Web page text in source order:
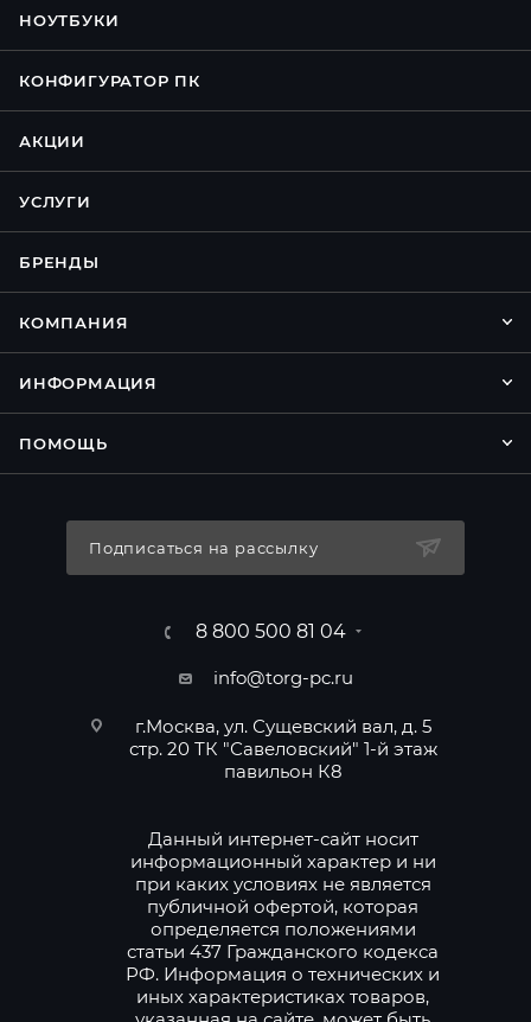
НОУТБУКИ
КОНФИГУРАТОР ПК
АКЦИИ
УСЛУГИ
БРЕНДЫ
КОМПАНИЯ
ИНФОРМАЦИЯ
ПОМОЩЬ
Подписаться на рассылку
8 800 500 81 04
info@torg-pc.ru
г.Москва, ул. Сущевский вал, д. 5
стр. 20 ТК "Савеловский" 1-й этаж
павильон К8
Данный интернет-сайт носит
информационный характер и ни
при каких условиях не является
публичной офертой, которая
определяется положениями
статьи 437 Гражданского кодекса
РФ. Информация о технических и
иных характеристиках товаров,